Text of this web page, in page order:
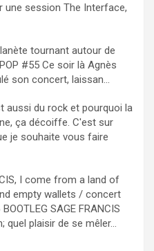
une session The Interface,
tournant autour de
#55 Ce soir là Agnès
son concert, laissan...
aussi du rock et pourquoi la
ça décoiffe. C'est sur
je souhaite vous faire
I come from a land of
empty wallets / concert
SAGE FRANCIS
quel plaisir de se mêler...